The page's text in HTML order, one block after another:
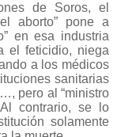
de Soros, el
aborto” pone a
en esa industria
el feticidio, niega
a los médicos
sanitarias
pero al “ministro
contrario, se lo
solamente